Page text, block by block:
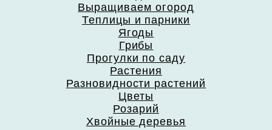
Выращиваем огород
Теплицы и парники
Ягоды
Грибы
Прогулки по саду
Растения
Разновидности растений
Цветы
Розарий
Хвойные деревья